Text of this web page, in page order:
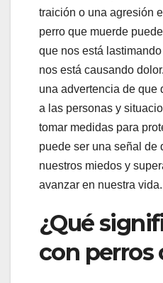
traición o una agresión
perro que muerde
que nos está
nos está causando
una advertencia de que
a las personas y
tomar medidas para
puede ser una señal de
nuestros miedos y
avanzar en nuestra vida.
¿Qué
con perros